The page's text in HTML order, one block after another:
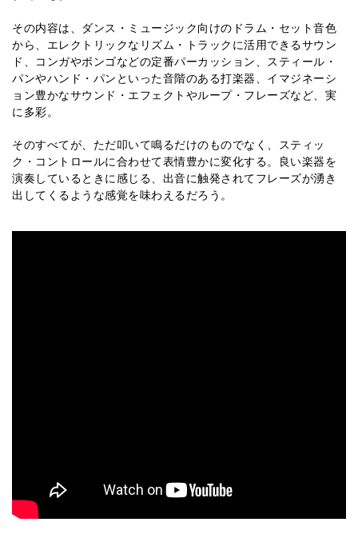
その内容は、ダンス・ミュージック向けのドラム・セット音色
から、エレクトリックなリズム・トラックに活用できるサウン
ド、コンガやボンゴなどの定番パーカッション、スティール・
パンやハンド・パンといった音階のある打楽器、イマジネーシ
ョン豊かなサウンド・エフェクトやループ・フレーズなど、実
に多彩。
そのすべてが、ただ叩いて鳴るだけのものでなく、スティッ
ク・コントロールに合わせて表情豊かに変化する。良い楽器を
演奏しているときに感じる、出音に触発されてフレーズが湧き
出してくるような感覚を味わえるだろう。